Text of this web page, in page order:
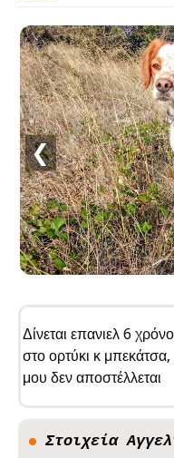
❮
Δίνεται επανιελ 6
στο ορτύκι κ
μου δεν αποστέλλεται
Στοιχεία